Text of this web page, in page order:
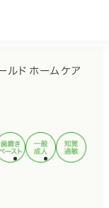
ルドホームケア